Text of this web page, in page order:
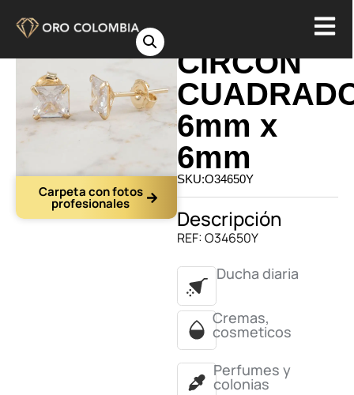
Carpeta con fotos
profesionales
CIRCON
6mm x
6mm
SKU:O34650Y
Descripción
REF: O34650Y
Ducha diaria
Cremas,
cosmeticos
Perfumes y
colonias